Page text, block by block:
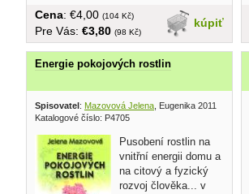
kúpiť
Cena: €4,00 (104 Kč)
Pre Vás: €3,80 (98 Kč)
Energie pokojových rostlin
Spisovatel: Mazovová Jelena , Eugenika 2011
Katalogové číslo: P4705
Pusobení rostlin na
vnitřní energii domu a
na citový a fyzický
rozvoj člověka... v